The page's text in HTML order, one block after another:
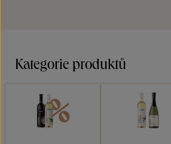
Kategorie produktů